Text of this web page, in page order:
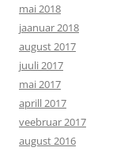
mai 2018
jaanuar 2018
august 2017
juuli 2017
mai 2017
aprill 2017
veebruar 2017
august 2016